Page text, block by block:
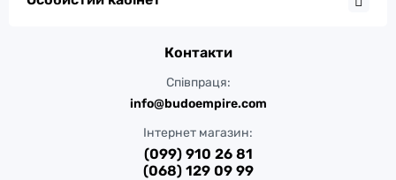
Контакти
Співпраця:
info@budoempire.com
Інтернет магазин:
(099) 910 26 81
(068) 129 09 99